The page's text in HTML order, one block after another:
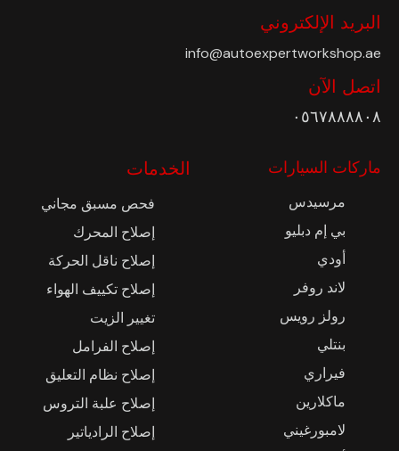
البريد الإلكتروني
info@autoexpertworkshop.ae
اتصل الآن
٠٥٦٧٨٨٨٨٠٨
ماركات السيارات
مرسيدس
بي إم دبليو
أودي
لاند روفر
رولز رويس
بنتلي
فيراري
ماكلارين
لامبورغيني
الخدمات
فحص مسبق مجاني
إصلاح المحرك
إصلاح ناقل الحركة
إصلاح تكييف الهواء
تغيير الزيت
إصلاح الفرامل
إصلاح نظام التعليق
إصلاح علبة التروس
إصلاح الرادياتير